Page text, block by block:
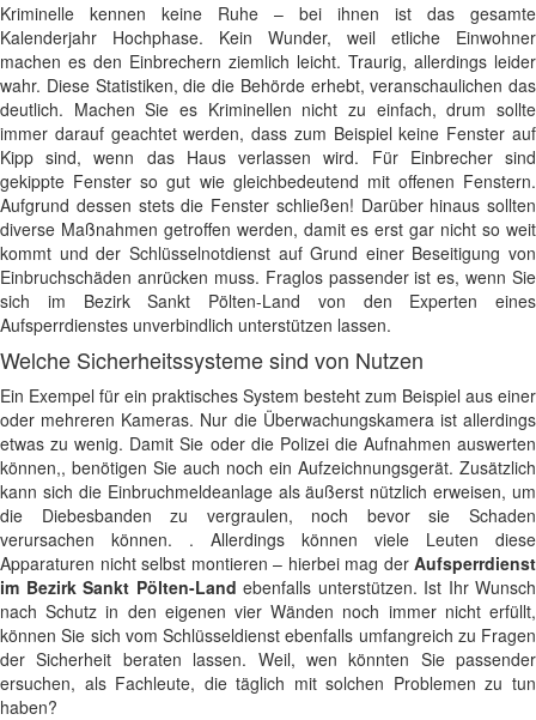
Kriminelle kennen keine Ruhe – bei ihnen ist das gesamte
Kalenderjahr Hochphase. Kein Wunder, weil etliche Einwohner
machen es den Einbrechern ziemlich leicht. Traurig, allerdings leider
wahr. Diese Statistiken, die die Behörde erhebt, veranschaulichen das
deutlich. Machen Sie es Kriminellen nicht zu einfach, drum sollte
immer darauf geachtet werden, dass zum Beispiel keine Fenster auf
Kipp sind, wenn das Haus verlassen wird. Für Einbrecher sind
gekippte Fenster so gut wie gleichbedeutend mit offenen Fenstern.
Aufgrund dessen stets die Fenster schließen! Darüber hinaus sollten
diverse Maßnahmen getroffen werden, damit es erst gar nicht so weit
kommt und der Schlüsselnotdienst auf Grund einer Beseitigung von
Einbruchschäden anrücken muss. Fraglos passender ist es, wenn Sie
sich im Bezirk Sankt Pölten-Land von den Experten eines
Aufsperrdienstes unverbindlich unterstützen lassen.
Welche Sicherheitssysteme sind von Nutzen
Ein Exempel für ein praktisches System besteht zum Beispiel aus einer
oder mehreren Kameras. Nur die Überwachungskamera ist allerdings
etwas zu wenig. Damit Sie oder die Polizei die Aufnahmen auswerten
können,, benötigen Sie auch noch ein Aufzeichnungsgerät. Zusätzlich
kann sich die Einbruchmeldeanlage als äußerst nützlich erweisen, um
die Diebesbanden zu vergraulen, noch bevor sie Schaden
verursachen können. . Allerdings können viele Leuten diese
Apparaturen nicht selbst montieren – hierbei mag der Aufsperrdienst
im Bezirk Sankt Pölten-Land ebenfalls unterstützen. Ist Ihr Wunsch
nach Schutz in den eigenen vier Wänden noch immer nicht erfüllt,
können Sie sich vom Schlüsseldienst ebenfalls umfangreich zu Fragen
der Sicherheit beraten lassen. Weil, wen könnten Sie passender
ersuchen, als Fachleute, die täglich mit solchen Problemen zu tun
haben?